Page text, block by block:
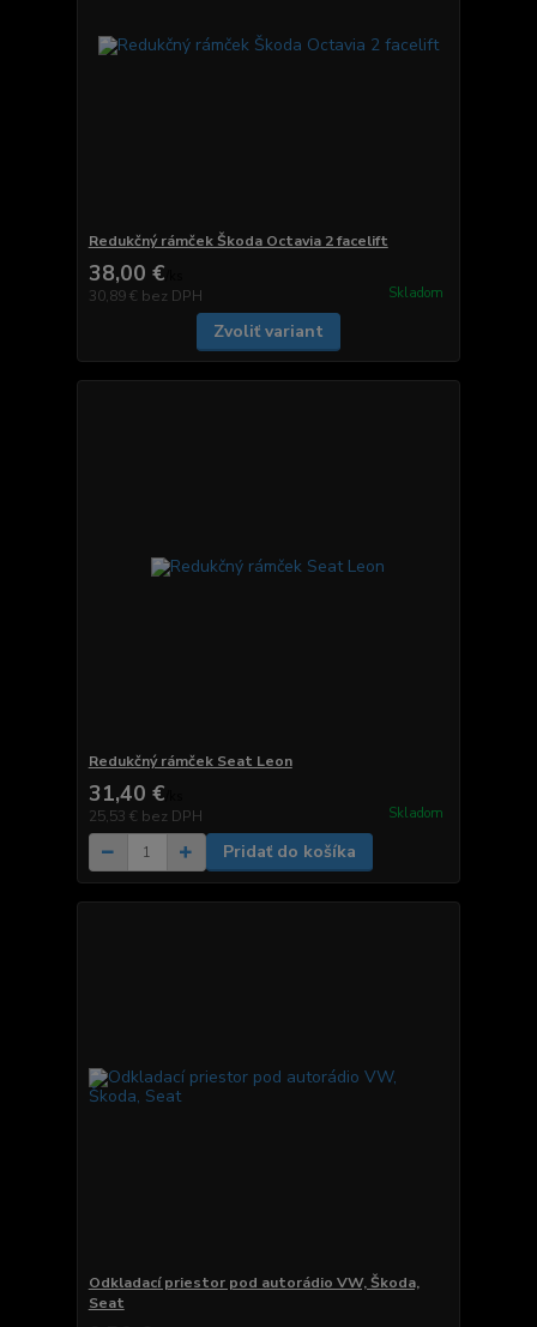
Redukčný rámček Škoda Octavia 2 facelift
38,00 €
30,89 € bez DPH Skladom
Zvoliť variant
Redukčný rámček Seat Leon
31,40 €
25,53 € bez DPH Skladom
Pridať do košíka
Odkladací priestor pod autorádio VW, Škoda,
Seat